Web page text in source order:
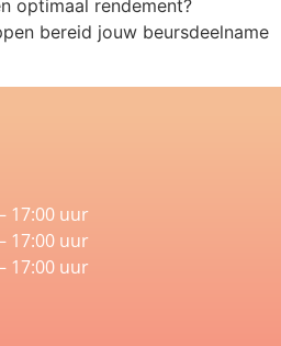
optimaal rendement?
bereid jouw beursdeelname
17:00 uur
17:00 uur
17:00 uur